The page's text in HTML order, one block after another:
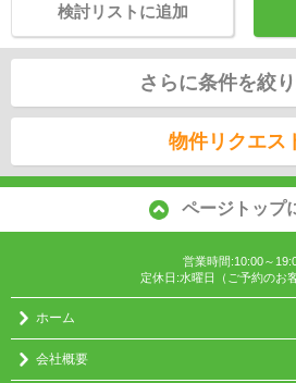
検討リストに追加
さらに条件を絞
物件リクエス
ページトップ
営業時間:10:00～
定休日:水曜日（ご予約のお
ホーム
会社概要